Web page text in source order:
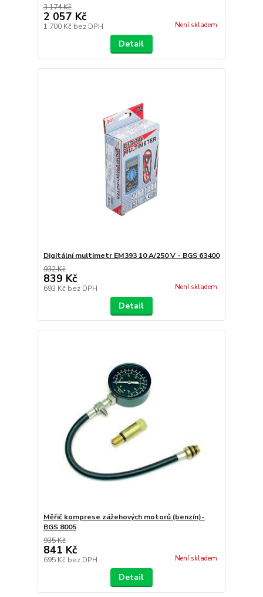
3 174 Kč
2 057 Kč
1 700 Kč bez DPH Není skladem
Detail
Digitální multimetr EM393 10 A/250 V - BGS 63400
932 Kč
839 Kč
693 Kč bez DPH Není skladem
Detail
Měřič komprese zážehových motorů (benzín)-
BGS 8005
935 Kč
841 Kč
695 Kč bez DPH Není skladem
Detail